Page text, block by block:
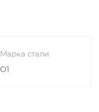
Марка стали
О1